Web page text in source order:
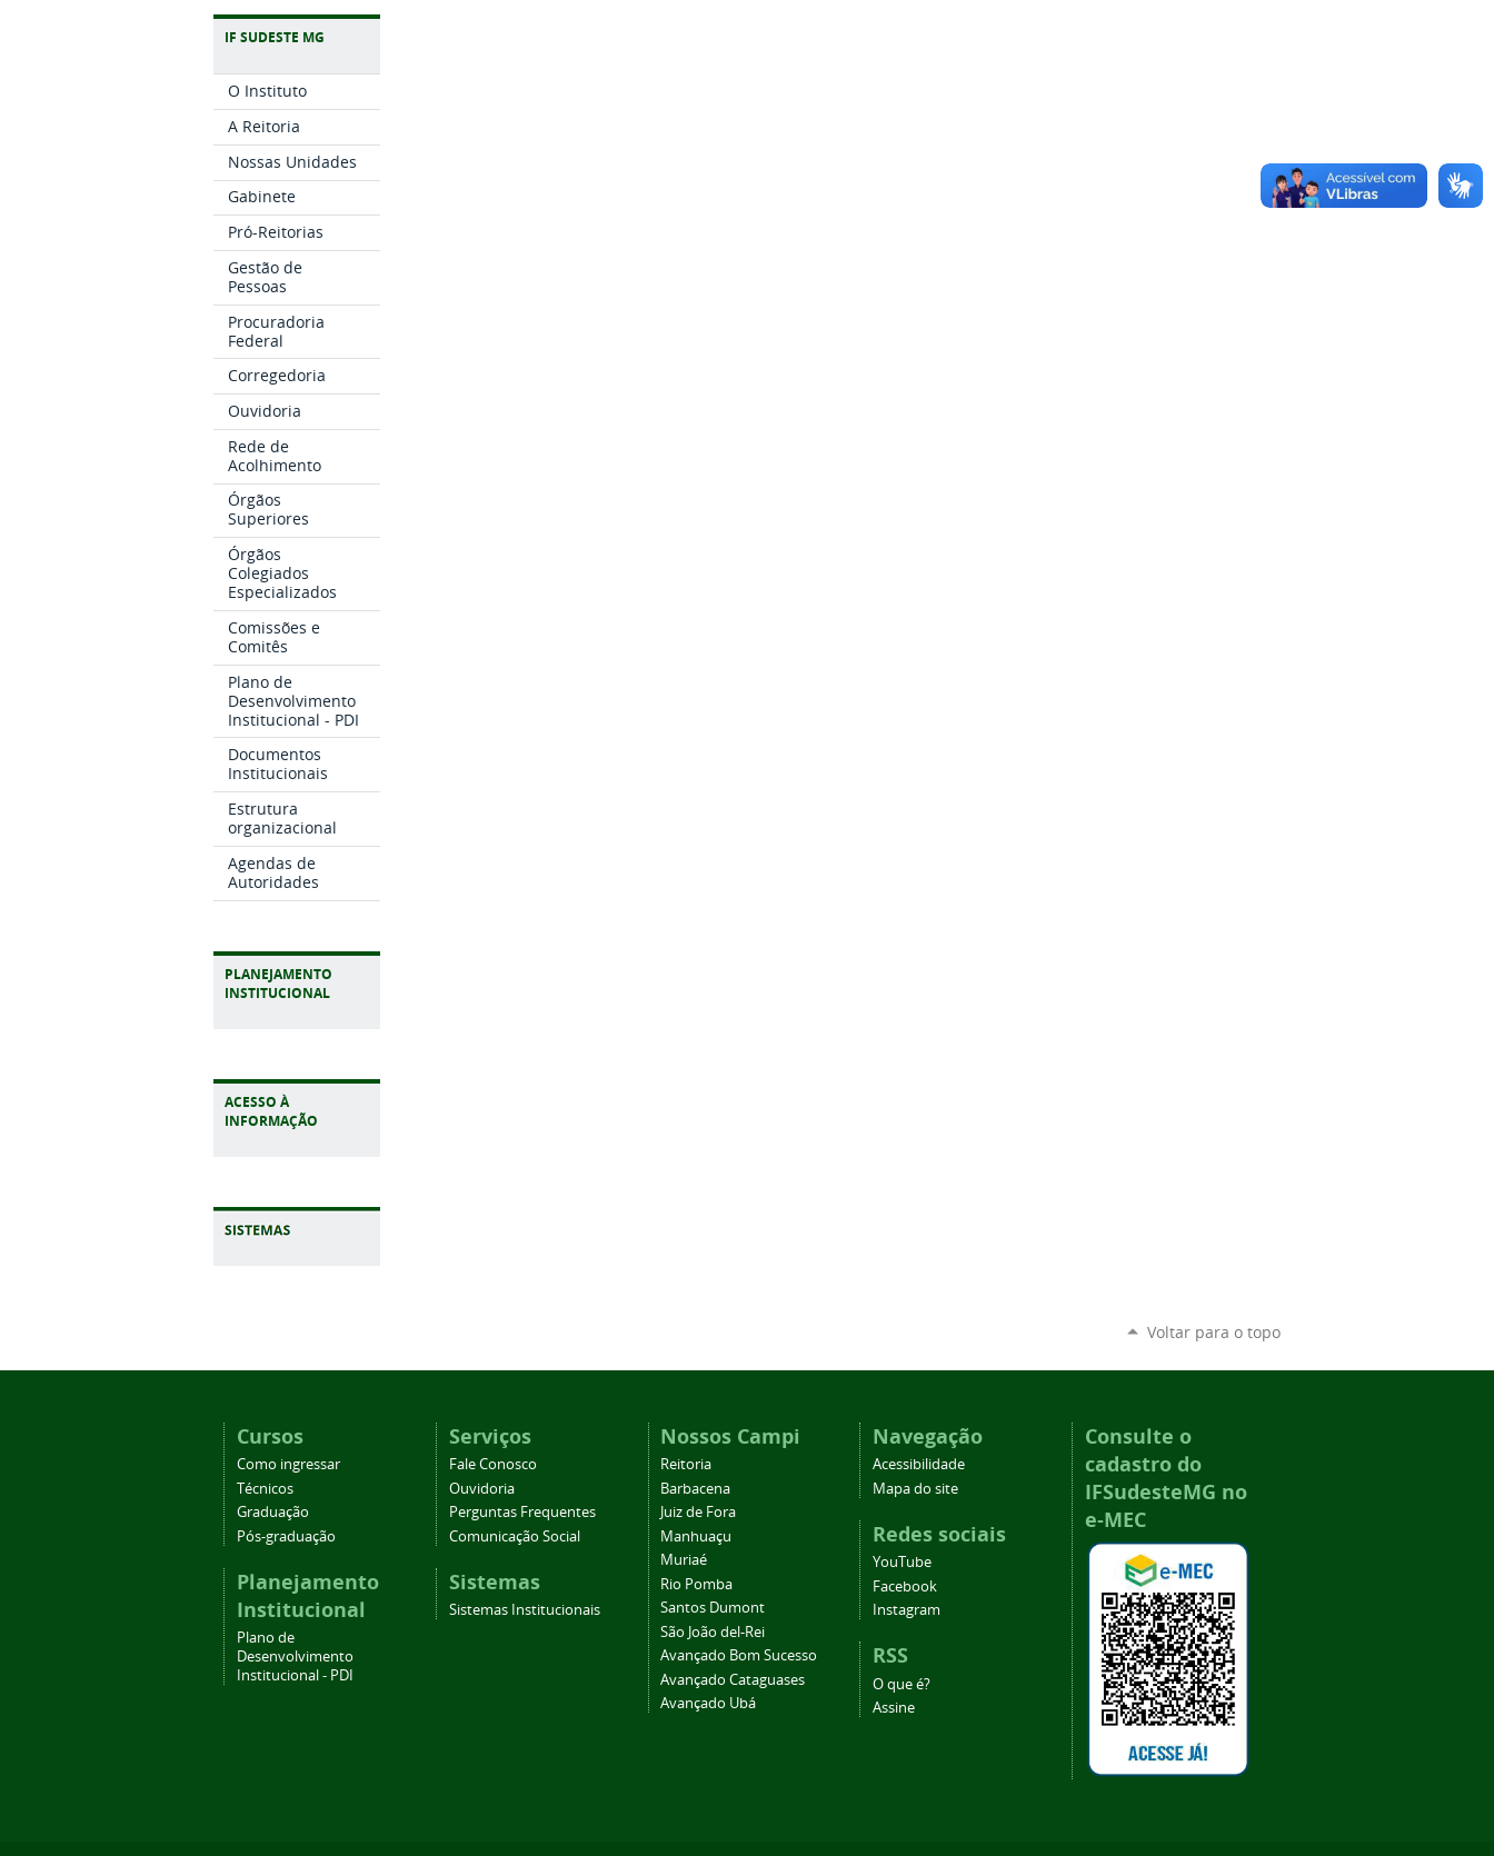
IF SUDESTE MG
O Instituto
A Reitoria
Nossas Unidades
Gabinete
Pró-Reitorias
Gestão de
Pessoas
Procuradoria
Federal
Corregedoria
Ouvidoria
Rede de
Acolhimento
Órgãos
Superiores
Órgãos
Colegiados
Especializados
Comissões e
Comitês
Plano de
Desenvolvimento
Institucional - PDI
Documentos
Institucionais
Estrutura
organizacional
Agendas de
Autoridades
PLANEJAMENTO
INSTITUCIONAL
ACESSO À
INFORMAÇÃO
Voltar para o topo
Cursos
Como ingressar
Técnicos
Graduação
Pós-graduação
Planejamento
Institucional
Plano de
Desenvolvimento
Institucional - PDI
Serviços
Fale Conosco
Ouvidoria
Perguntas Frequentes
Comunicação Social
Sistemas
Sistemas Institucionais
Nossos Campi
Reitoria
Barbacena
Juiz de Fora
Manhuaçu
Muriaé
Rio Pomba
Santos Dumont
São João del-Rei
Avançado Bom Sucesso
Avançado Cataguases
Avançado Ubá
Navegação
Acessibilidade
Mapa do site
Redes sociais
YouTube
Facebook
Instagram
RSS
O que é?
Assine
Consulte o
cadastro do
IFSudesteMG no
e-MEC